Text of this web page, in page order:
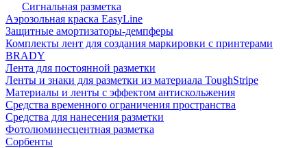
Сигнальная разметка
Аэрозольная краска EasyLine
Защитные амортизаторы-демпферы
Комплекты лент для создания маркировки с принтерами
BRADY
Лента для постоянной разметки
Ленты и знаки для разметки из материала ToughStripe
Материалы и ленты с эффектом антискольжения
Средства временного ограничения пространства
Средства для нанесения разметки
Фотолюминесцентная разметка
Сорбенты